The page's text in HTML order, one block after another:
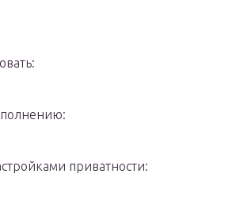
приватности: